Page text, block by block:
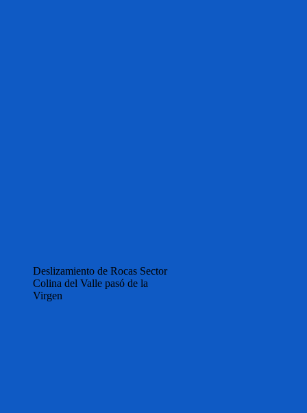
Deslizamiento de Rocas Sector
Colina del Valle pasó de la
Virgen